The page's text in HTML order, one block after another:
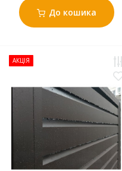
До кошика
АКЦІЯ